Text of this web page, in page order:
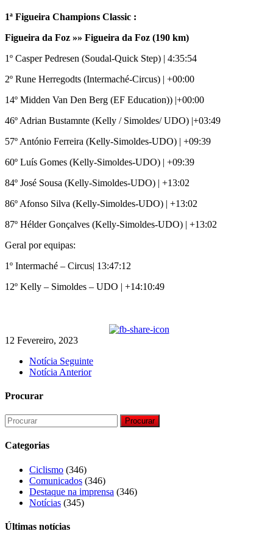
1ª Figueira Champions Classic :
Figueira da Foz »» Figueira da Foz (190 km)
1º Casper Pedresen (Soudal-Quick Step) | 4:35:54
2º Rune Herregodts (Intermaché-Circus) | +00:00
14º Midden Van Den Berg (EF Education)) |+00:00
46º Adrian Bustamnte (Kelly / Simoldes/ UDO) |+03:49
57º António Ferreira (Kelly-Simoldes-UDO) | +09:39
60º Luís Gomes (Kelly-Simoldes-UDO) | +09:39
84º José Sousa (Kelly-Simoldes-UDO) | +13:02
86º Afonso Silva (Kelly-Simoldes-UDO) | +13:02
87º Hélder Gonçalves (Kelly-Simoldes-UDO) | +13:02
Geral por equipas:
1º Intermaché – Circus| 13:47:12
12º Kelly – Simoldes – UDO | +14:10:49
12 Fevereiro, 2023
Notícia Seguinte
Notícia Anterior
Procurar
Procurar
Categorias
Ciclismo (346)
Comunicados (346)
Destaque na imprensa (346)
Notícias (345)
Últimas notícias